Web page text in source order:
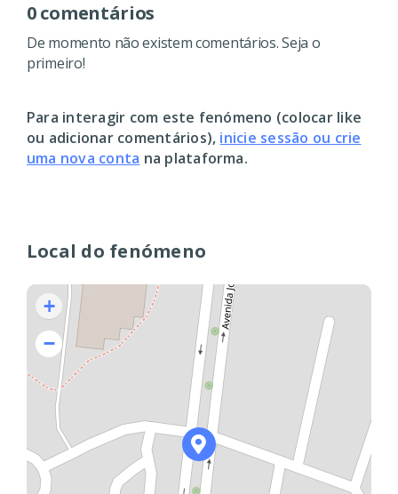
Local do fenómeno
+
−
0 comentários
De momento não existem comentários. Seja o
primeiro!
Para interagir com este fenómeno (colocar like
ou adicionar comentários), inicie sessão ou crie
uma nova conta na plataforma.